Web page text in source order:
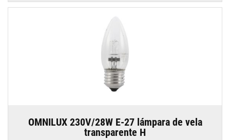
OMNILUX 230V/28W E-27 lámpara de vela
transparente H